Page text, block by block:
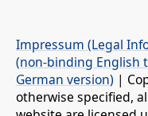
Impressum (Legal
(non-binding English
German version) |
otherwise specified,